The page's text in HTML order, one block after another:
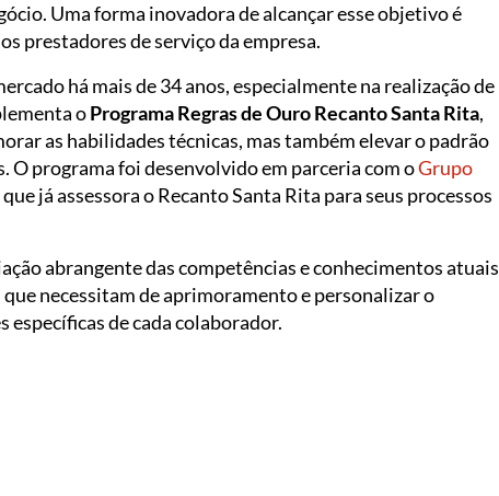
Uma forma inovadora de alcançar esse objetivo é
prestadores de serviço da empresa.
há mais de 34 anos, especialmente na realização de
oPrograma Regras de Ouro Recanto Santa Rita,
as habilidades técnicas, mas também elevar o padrão
O programa foi desenvolvido em parceria com oGrupo
já assessora o Recanto Santa Rita para seus processos
abrangente das competências e conhecimentos atuais
necessitam de aprimoramento e personalizar o
específicas de cada colaborador.